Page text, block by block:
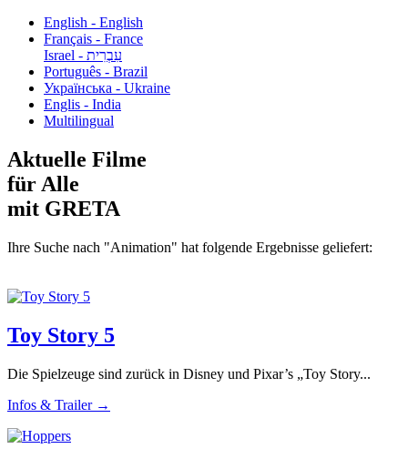
English - English
Français - France
עִבְרִית - Israel
Português - Brazil
Українська - Ukraine
Englis - India
Multilingual
Aktuelle Filme
für Alle
mit GRETA
Ihre Suche nach "Animation" hat folgende Ergebnisse geliefert:
Toy Story 5
Die Spielzeuge sind zurück in Disney und Pixar’s „Toy Story...
Infos & Trailer →